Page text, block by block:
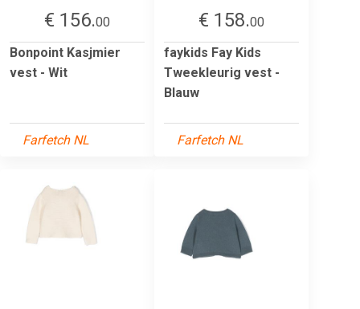
€ 156.00
Bonpoint Kasjmier
vest - Wit
Farfetch NL
€ 158.00
faykids Fay Kids
Tweekleurig vest -
Blauw
Farfetch NL